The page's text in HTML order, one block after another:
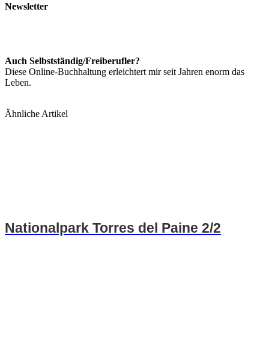
Newsletter
Auch Selbstständig/Freiberufler?
Diese Online-Buchhaltung erleichtert mir seit Jahren enorm das
Leben.
Ähnliche Artikel
Nationalpark Torres del Paine 2/2